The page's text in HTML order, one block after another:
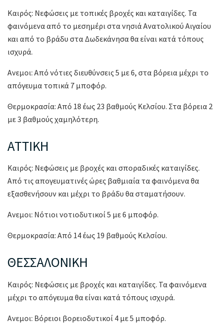
Καιρός: Νεφώσεις με τοπικές βροχές και καταιγίδες. Τα
φαινόμενα από το μεσημέρι στα νησιά Ανατολικού Αιγαίου
και από το βράδυ στα Δωδεκάνησα θα είναι κατά τόπους
ισχυρά.
Ανεμοι: Από νότιες διευθύνσεις 5 με 6, στα βόρεια μέχρι το
απόγευμα τοπικά 7 μποφόρ.
Θερμοκρασία: Από 18 έως 23 βαθμούς Κελσίου. Στα βόρεια 2
με 3 βαθμούς χαμηλότερη.
ΑΤΤΙΚΗ
Καιρός: Νεφώσεις με βροχές και σποραδικές καταιγίδες.
Από τις απογευματινές ώρες βαθμιαία τα φαινόμενα θα
εξασθενήσουν και μέχρι το βράδυ θα σταματήσουν.
Ανεμοι: Νότιοι νοτιοδυτικοί 5 με 6 μποφόρ.
Θερμοκρασία: Από 14 έως 19 βαθμούς Κελσίου.
ΘΕΣΣΑΛΟΝΙΚΗ
Καιρός: Νεφώσεις με βροχές και καταιγίδες. Τα φαινόμενα
μέχρι το απόγευμα θα είναι κατά τόπους ισχυρά.
Ανεμοι: Βόρειοι βορειοδυτικοί 4 με 5 μποφόρ.